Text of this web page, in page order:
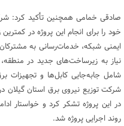
صادقی خمامی همچنین تأکید کرد:
خود را برای انجام این پروژه در
ایمنی شبکه، خدمات‌رسانی به
نیاز به زیرساخت‌های جدید در
شامل جابه‌جایی کابل‌ها و تجهیزات
شرکت توزیع نیروی برق استان گیلان در
در این پروژه تشکر کرد و خواستار
روند اجرایی پروژه شد.